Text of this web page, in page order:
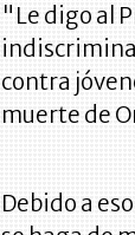
"Le digo al
contra
muerte de
Debido a